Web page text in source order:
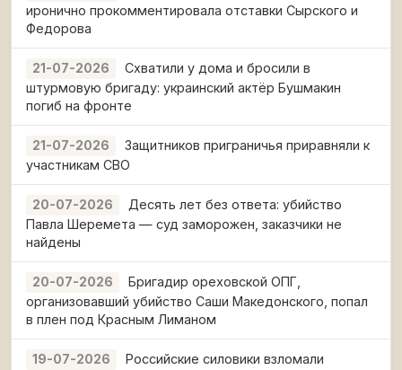
иронично прокомментировала отставки Сырского и
Федорова
21-07-2026
Схватили у дома и бросили в
штурмовую бригаду: украинский актёр Бушмакин
погиб на фронте
21-07-2026
Защитников приграничья приравняли к
участникам СВО
20-07-2026
Десять лет без ответа: убийство
Павла Шеремета — суд заморожен, заказчики не
найдены
20-07-2026
Бригадир ореховской ОПГ,
организовавший убийство Саши Македонского, попал
в плен под Красным Лиманом
19-07-2026
Российские силовики взломали